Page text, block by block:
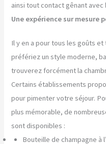
ainsi tout contact gênant avec
Une expérience sur mesure
Il y en a pour tous les goûts
préfériez un style moderne,
trouverez forcément la
Certains établissements
pour pimenter votre séjour.
plus mémorable, de
sont disponibles :
Bouteille de champagne à